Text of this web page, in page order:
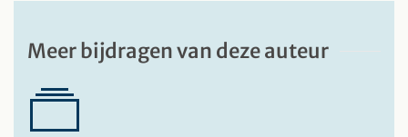
Meer bijdragen van deze auteur